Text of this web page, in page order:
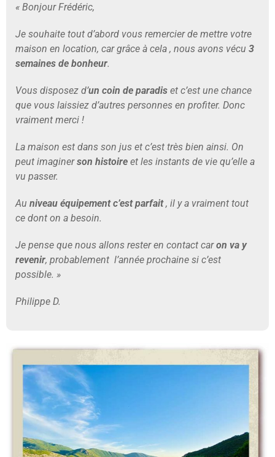
« Bonjour Frédéric,
Je souhaite tout d’abord vous remercier de mettre votre
maison en location, car grâce à cela , nous avons vécu 3
semaines de bonheur.
Vous disposez d’un coin de paradis et c’est une chance
que vous laissiez d’autres personnes en profiter. Donc
vraiment merci !
La maison est dans son jus et c’est très bien ainsi. On
peut imaginerson histoire et les instants de vie qu’elle a
vu passer.
Au niveau équipement c’est parfait, il y a vraiment tout
ce dont on a besoin.
Je pense que nous allons rester en contact caron va y
revenir, probablement l’année prochaine si c’est
possible. »
Philippe D.